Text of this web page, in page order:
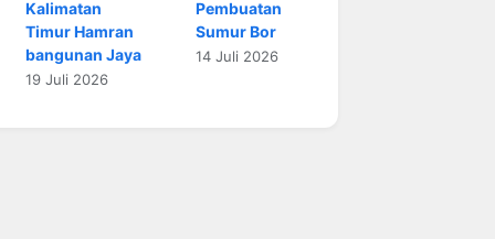
Kalimatan
Timur Hamran
bangunan Jaya
19 Juli 2026
Pembuatan
Sumur Bor
14 Juli 2026